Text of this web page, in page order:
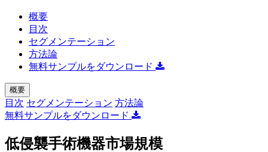
概要
目次
セグメンテーション
方法論
無料サンプルをダウンロード
概要
目次 セグメンテーション 方法論
無料サンプルをダウンロード
低侵襲手術機器市場規模